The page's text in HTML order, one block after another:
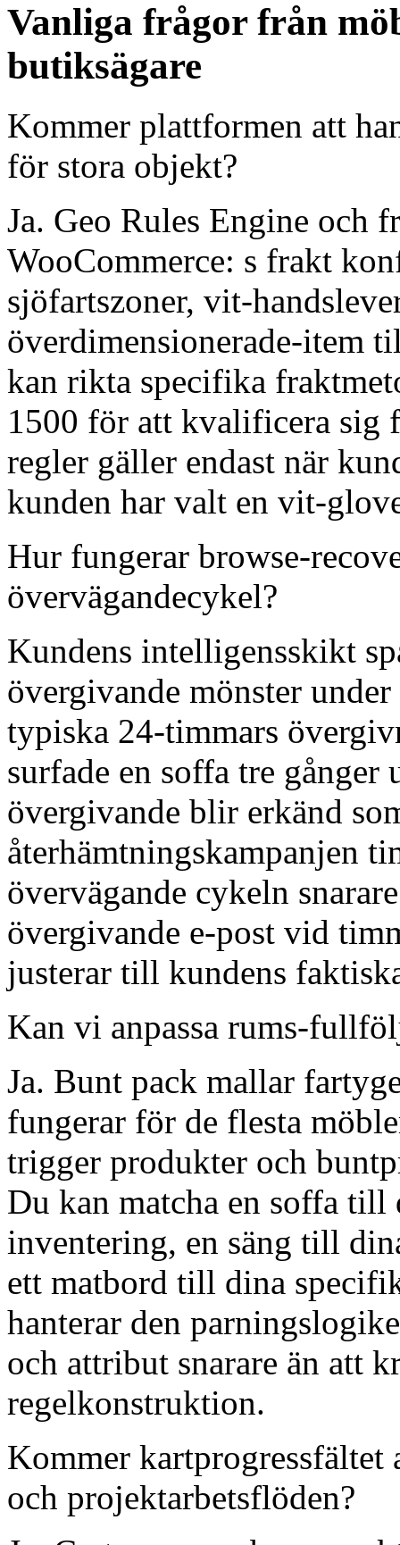
Vanliga frågor från
butiksägare
Kommer plattformen att
för stora objekt?
Ja. Geo Rules Engine och
WooCommerce: s frakt
sjöfartszoner, vit-
överdimensionerade-item
kan rikta specifika
1500 för att kvalificera sig
regler gäller endast när
kunden har valt en vit-
Hur fungerar browse-
övervägandecykel?
Kundens intelligensskikt
övergivande mönster
typiska 24-timmars
surfade en soffa tre
övergivande blir erkänd
återhämtningskampanjen
övervägande cykeln
övergivande e-post vid
justerar till kundens
Kan vi anpassa rums-
Ja. Bunt pack mallar
fungerar för de flesta
trigger produkter och
Du kan matcha en soffa
inventering, en säng till
ett matbord till dina
hanterar den
och attribut snarare än att
regelkonstruktion.
Kommer kartprogressfältet
och projektarbetsflöden?